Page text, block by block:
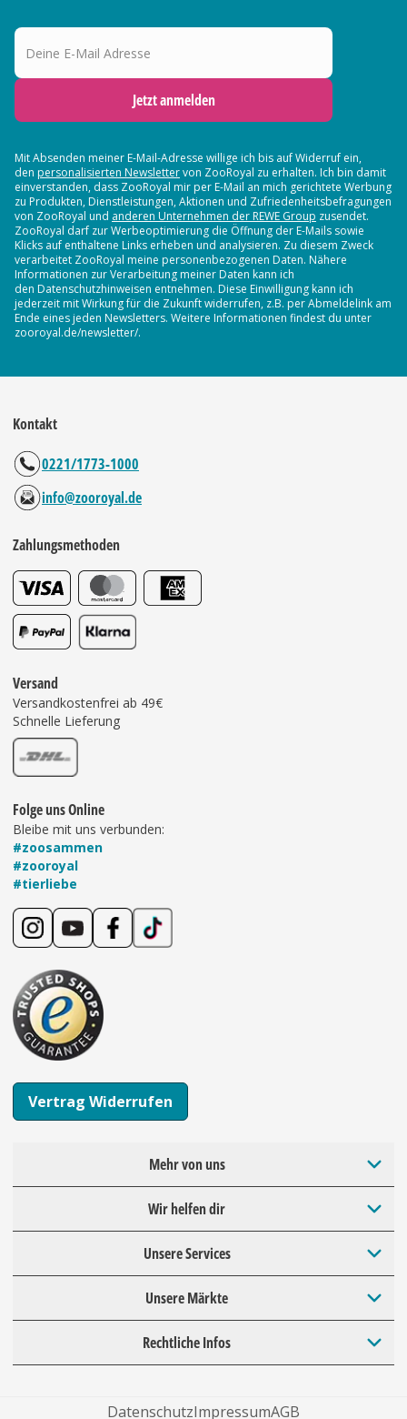
Deine E-Mail Adresse
Jetzt anmelden
Mit Absenden meiner E-Mail-Adresse willige ich bis auf Widerruf ein,
den personalisierten Newslettervon ZooRoyal zu erhalten. Ich bin damit
einverstanden, dass ZooRoyal mir per E-Mail an mich gerichtete Werbung
zu Produkten, Dienstleistungen, Aktionen und Zufriedenheitsbefragungen
von ZooRoyal und anderen Unternehmen der REWE Group zusendet.
ZooRoyal darf zur Werbeoptimierung die Öffnung der E-Mails sowie
Klicks auf enthaltene Links erheben und analysieren. Zu diesem Zweck
verarbeitet ZooRoyal meine personenbezogenen Daten. Nähere
Informationen zur Verarbeitung meiner Daten kann ich
den Datenschutzhinweisen entnehmen. Diese Einwilligung kann ich
jederzeit mit Wirkung für die Zukunft widerrufen, z.B. per Abmeldelink am
Ende eines jeden Newsletters. Weitere Informationen findest du unter
zooroyal.de/newsletter/.
Kontakt
0221/1773-1000
info@zooroyal.de
Zahlungsmethoden
Versand
Versandkostenfrei ab 49€
Schnelle Lieferung
Folge uns Online
Bleibe mit uns verbunden:
#zoosammen
#zooroyal
#tierliebe
Vertrag Widerrufen
Mehr von uns
Wir helfen dir
Unsere Services
Unsere Märkte
Rechtliche Infos
DatenschutzImpressumAGB